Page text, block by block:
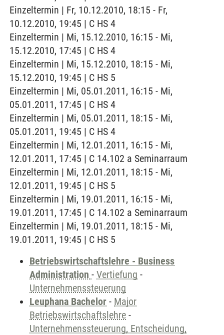
Einzeltermin | Fr, 10.12.2010, 18:15 - Fr,
10.12.2010, 19:45 | C HS 4
Einzeltermin | Mi, 15.12.2010, 16:15 - Mi,
15.12.2010, 17:45 | C HS 4
Einzeltermin | Mi, 15.12.2010, 18:15 - Mi,
15.12.2010, 19:45 | C HS 5
Einzeltermin | Mi, 05.01.2011, 16:15 - Mi,
05.01.2011, 17:45 | C HS 4
Einzeltermin | Mi, 05.01.2011, 18:15 - Mi,
05.01.2011, 19:45 | C HS 4
Einzeltermin | Mi, 12.01.2011, 16:15 - Mi,
12.01.2011, 17:45 | C 14.102 a Seminarraum
Einzeltermin | Mi, 12.01.2011, 18:15 - Mi,
12.01.2011, 19:45 | C HS 5
Einzeltermin | Mi, 19.01.2011, 16:15 - Mi,
19.01.2011, 17:45 | C 14.102 a Seminarraum
Einzeltermin | Mi, 19.01.2011, 18:15 - Mi,
19.01.2011, 19:45 | C HS 5
Betriebswirtschaftslehre - Business
Administration - Vertiefung -
Unternehmenssteuerung
Leuphana Bachelor - Major
Betriebswirtschaftslehre -
Unternehmenssteuerung, Entscheidung,